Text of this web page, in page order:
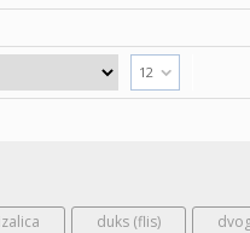
12
duks (flis)